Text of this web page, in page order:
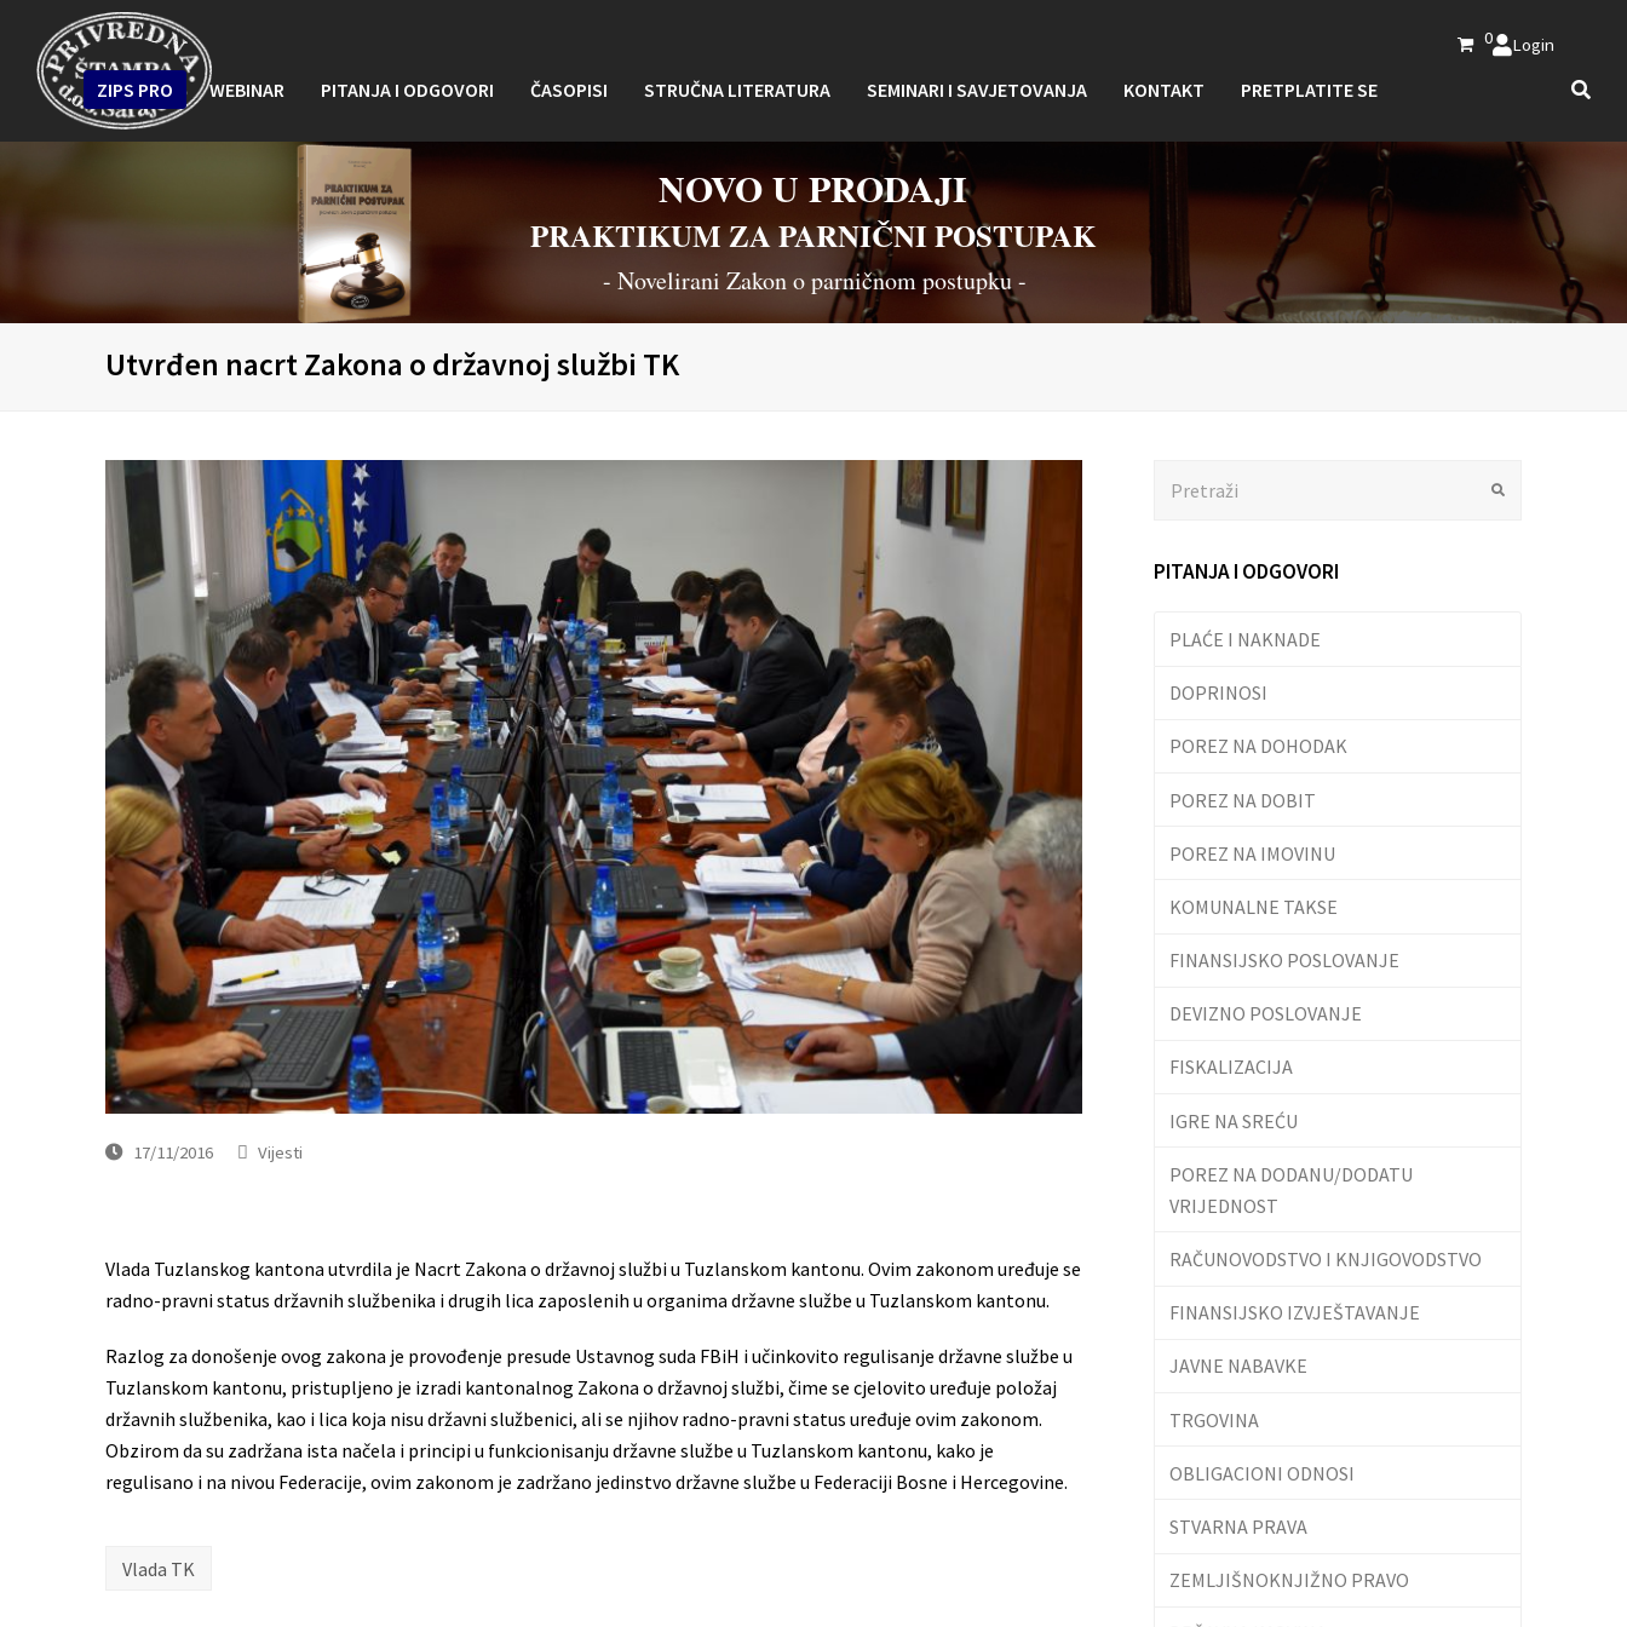
0 Login
ZIPS PRO WEBINAR PITANJA I ODGOVORI ČASOPISI STRUČNA LITERATURA SEMINARI I SAVJETOVANJA KONTAKT PRETPLATITE SE
NOVO U PRODAJI
PRAKTIKUM ZA PARNIČNI POSTUPAK
- Novelirani Zakon o parničnom postupku -
Utvrđen nacrt Zakona o državnoj službi TK
17/11/2016 Vijesti
Vlada Tuzlanskog kantona utvrdila je Nacrt Zakona o državnoj službi u Tuzlanskom kantonu. Ovim zakonom uređuje se
radno-pravni status državnih službenika i drugih lica zaposlenih u organima državne službe u Tuzlanskom kantonu.
Razlog za donošenje ovog zakona je provođenje presude Ustavnog suda FBiH i učinkovito regulisanje državne službe u
Tuzlanskom kantonu, pristupljeno je izradi kantonalnog Zakona o državnoj službi, čime se cjelovito uređuje položaj
državnih službenika, kao i lica koja nisu državni službenici, ali se njihov radno-pravni status uređuje ovim zakonom.
Obzirom da su zadržana ista načela i principi u funkcionisanju državne službe u Tuzlanskom kantonu, kako je
regulisano i na nivou Federacije, ovim zakonom je zadržano jedinstvo državne službe u Federaciji Bosne i Hercegovine.
Vlada TK
PITANJA I ODGOVORI
PLAĆE I NAKNADE
DOPRINOSI
POREZ NA DOHODAK
POREZ NA DOBIT
POREZ NA IMOVINU
KOMUNALNE TAKSE
FINANSIJSKO POSLOVANJE
DEVIZNO POSLOVANJE
FISKALIZACIJA
IGRE NA SREĆU
POREZ NA DODANU/DODATU
VRIJEDNOST
RAČUNOVODSTVO I KNJIGOVODSTVO
FINANSIJSKO IZVJEŠTAVANJE
JAVNE NABAVKE
TRGOVINA
OBLIGACIONI ODNOSI
STVARNA PRAVA
ZEMLJIŠNOKNJIŽNO PRAVO